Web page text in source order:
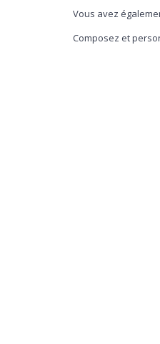
Vous avez
Composez et